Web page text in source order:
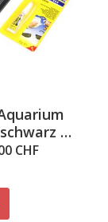
1
CHF